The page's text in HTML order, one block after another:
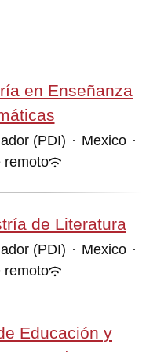
en Enseñanza
(PDI) · Mexico ·
remoto
de Literatura
(PDI) · Mexico ·
remoto
Educación y